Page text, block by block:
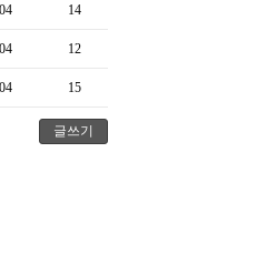
14
12
15
글쓰기